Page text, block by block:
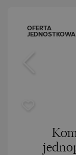
OFERTA
JEDNOSTKOWA